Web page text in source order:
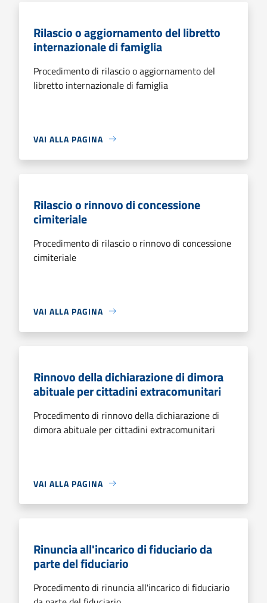
Rilascio o aggiornamento del libretto
internazionale di famiglia
Procedimento di rilascio o aggiornamento del
libretto internazionale di famiglia
VAI ALLA PAGINA
Rilascio o rinnovo di concessione
cimiteriale
Procedimento di rilascio o rinnovo di concessione
cimiteriale
VAI ALLA PAGINA
Rinnovo della dichiarazione di dimora
abituale per cittadini extracomunitari
Procedimento di rinnovo della dichiarazione di
dimora abituale per cittadini extracomunitari
VAI ALLA PAGINA
Rinuncia all'incarico di fiduciario da
parte del fiduciario
Procedimento di rinuncia all'incarico di fiduciario